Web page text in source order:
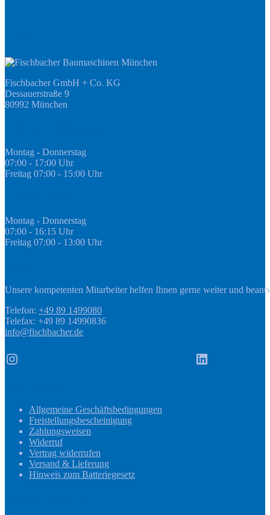
Fischbacher GmbH + Co. KG
Dessauerstraße 9
80992 München
Montag - Donnerstag
07:00 - 17:00 Uhr
Freitag 07:00 - 15:00 Uhr
Montag - Donnerstag
07:00 - 16:15 Uhr
Freitag 07:00 - 13:00 Uhr
Unsere kompetenten Mitarbeiter helfen Ihnen gerne weiter und
Telefon: +49 89 1499080
Telefax: +49 89 14990836
info@fischbacher.de
Instagram LinkedIn
Allgemeine Geschäftsbedingungen
Freistellungsbescheinigung
Zahlungsweisen
Widerruf
Vertrag widerrufen
Versand & Lieferung
Hinweis zum Batteriegesetz